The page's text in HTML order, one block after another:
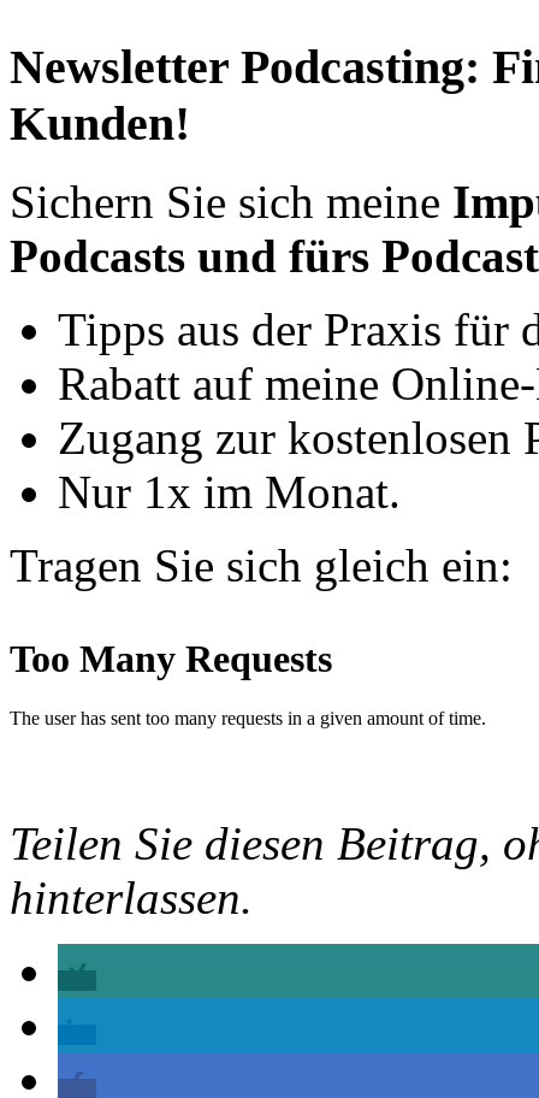
Newsletter Podcasting:
Kunden!
Sichern Sie sich meine
Podcasts und fürs
Tipps aus der Praxis für
Rabatt auf meine
Zugang zur kostenlosen
Nur 1x im Monat.
Tragen Sie sich gleich ein:
Teilen Sie diesen Beitrag,
hinterlassen.